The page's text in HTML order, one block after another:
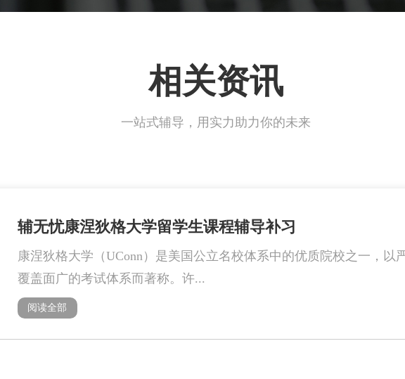
相关资讯
一站式辅导，用实力助力你的未来
辅无忧康涅狄格大学留学生课程辅导补习
康涅狄格大学（UConn）是美国公立名校体系中的优质院校之一，以
覆盖面广的考试体系而著称。许...
阅读全部